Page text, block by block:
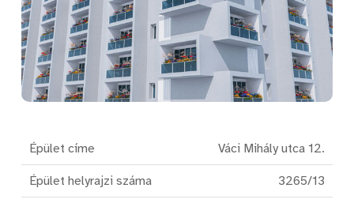
Épület címe Váci Mihály utca 12.
Épület helyrajzi száma
3265/13